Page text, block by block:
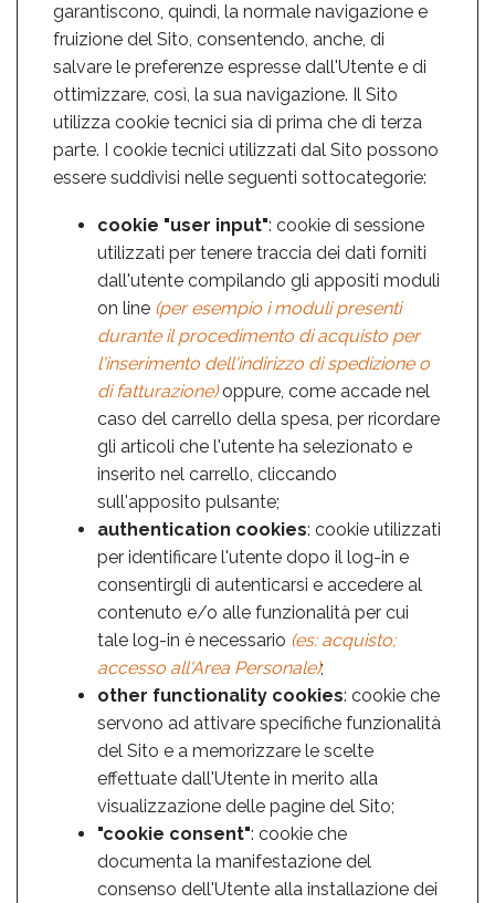
garantiscono, quindi, la normale navigazione e
fruizione del Sito, consentendo, anche, di
salvare le preferenze espresse dall'Utente e di
ottimizzare, così, la sua navigazione. Il Sito
utilizza cookie tecnici sia di prima che di terza
parte. I cookie tecnici utilizzati dal Sito possono
essere suddivisi nelle seguenti sottocategorie:
cookie "user input": cookie di sessione
utilizzati per tenere traccia dei dati forniti
dall'utente compilando gli appositi moduli
on line (per esempio i moduli presenti
durante il procedimento di acquisto per
l'inserimento dell'indirizzo di spedizione o
di fatturazione)oppure, come accade nel
caso del carrello della spesa, per ricordare
gli articoli che l'utente ha selezionato e
inserito nel carrello, cliccando
sull'apposito pulsante;
authentication cookies: cookie utilizzati
per identificare l'utente dopo il log-in e
consentirgli di autenticarsi e accedere al
contenuto e/o alle funzionalità per cui
tale log-in è necessario (es: acquisto;
accesso all'Area Personale);
other functionality cookies: cookie che
servono ad attivare specifiche funzionalità
del Sito e a memorizzare le scelte
effettuate dall'Utente in merito alla
visualizzazione delle pagine del Sito;
"cookie consent": cookie che
documenta la manifestazione del
consenso dell'Utente alla installazione dei